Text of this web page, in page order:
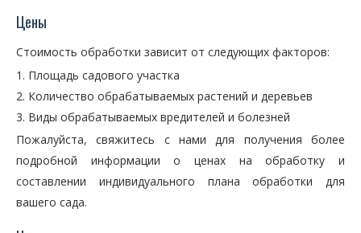
Цены
Стоимость обработки зависит от следующих факторов:
Площадь садового участка
Количество обрабатываемых растений и деревьев
Виды обрабатываемых вредителей и болезней
Пожалуйста, свяжитесь с нами для получения более
подробной информации о ценах на обработку и
составлении индивидуального плана обработки для
вашего сада.